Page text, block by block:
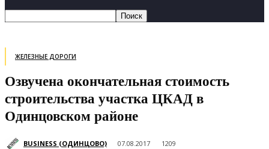
ЖЕЛЕЗНЫЕ ДОРОГИ
Озвучена окончательная стоимость
строительства участка ЦКАД в
Одинцовском районе
BUSINESS (ОДИНЦОВО) 07.08.2017 1209